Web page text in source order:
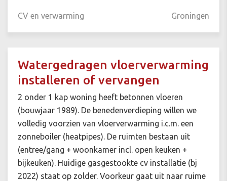
CV en verwarming Groningen
Watergedragen vloerverwarming
installeren of vervangen
2 onder 1 kap woning heeft betonnen vloeren
(bouwjaar 1989). De benedenverdieping willen we
volledig voorzien van vloerverwarming i.c.m. een
zonneboiler (heatpipes). De ruimten bestaan uit
(entree/gang + woonkamer incl. open keuken +
bijkeuken). Huidige gasgestookte cv installatie (bj
2022) staat op zolder. Voorkeur gaat uit naar ruime